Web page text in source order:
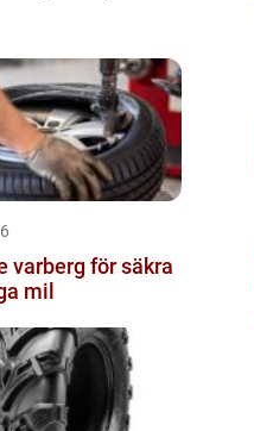
varberg för säkra
mil